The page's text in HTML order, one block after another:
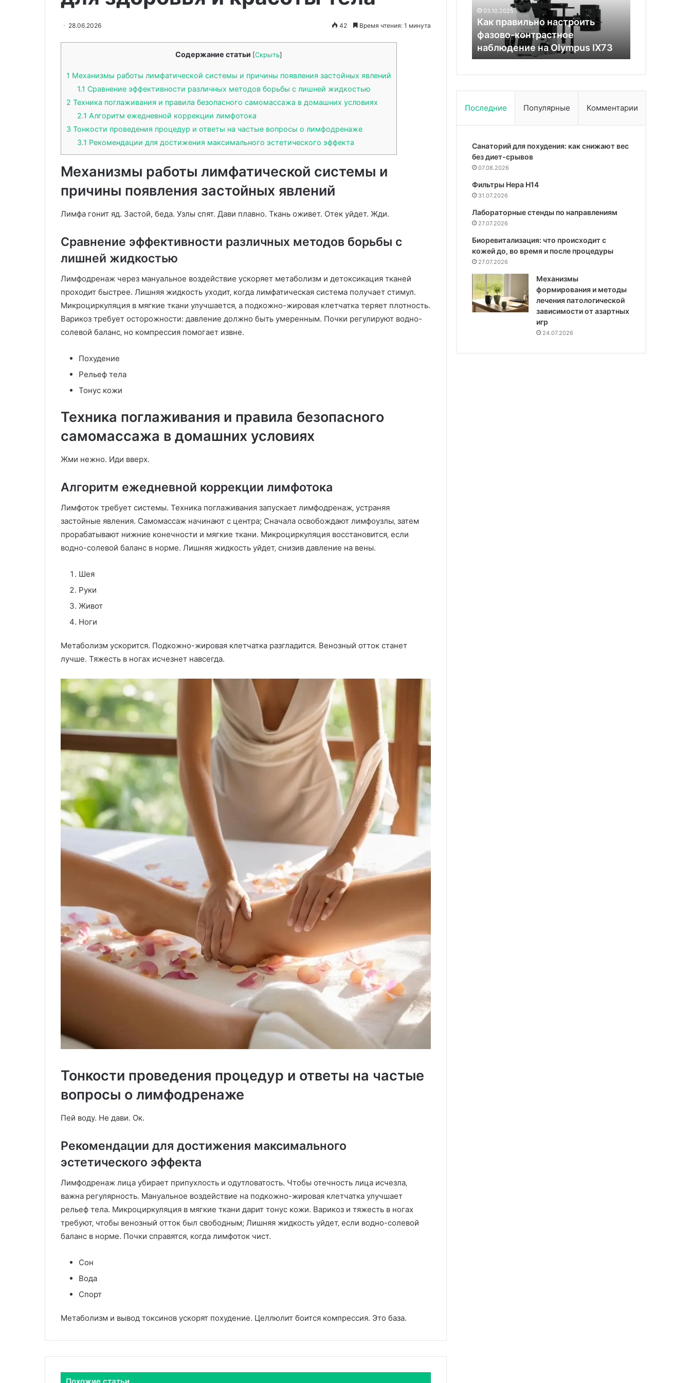
28.06.2026 42 Время чтения: 1 минута
Содержание статьи [Скрыть]
1 Механизмы работы лимфатической системы и причины появления застойных явлений
1.1 Сравнение эффективности различных методов борьбы с лишней жидкостью
2 Техника поглаживания и правила безопасного самомассажа в домашних условиях
2.1 Алгоритм ежедневной коррекции лимфотока
3 Тонкости проведения процедур и ответы на частые вопросы о лимфодренаже
3.1 Рекомендации для достижения максимального эстетического эффекта
Механизмы работы лимфатической системы и
причины появления застойных явлений
Лимфа гонит яд. Застой, беда. Узлы спят. Дави плавно. Ткань оживет. Отек уйдет. Жди.
Сравнение эффективности различных методов борьбы с
лишней жидкостью
Лимфодренаж через мануальное воздействие ускоряет метаболизм и детоксикация тканей
проходит быстрее. Лишняя жидкость уходит‚ когда лимфатическая система получает стимул.
Микроциркуляция в мягкие ткани улучшается‚ а подкожно-жировая клетчатка теряет плотность.
Варикоз требует осторожности: давление должно быть умеренным. Почки регулируют водно-
солевой баланс‚ но компрессия помогает извне.
Похудение
Рельеф тела
Тонус кожи
Техника поглаживания и правила безопасного
самомассажа в домашних условиях
Жми нежно. Иди вверх.
Алгоритм ежедневной коррекции лимфотока
Лимфоток требует системы. Техника поглаживания запускает лимфодренаж‚ устраняя
застойные явления. Самомассаж начинают с центра; Сначала освобождают лимфоузлы‚ затем
прорабатывают нижние конечности и мягкие ткани. Микроциркуляция восстановится‚ если
водно-солевой баланс в норме. Лишняя жидкость уйдет‚ снизив давление на вены.
Шея
Руки
Живот
Ноги
Метаболизм ускорится. Подкожно-жировая клетчатка разгладится. Венозный отток станет
лучше. Тяжесть в ногах исчезнет навсегда.
Тонкости проведения процедур и ответы на частые
вопросы о лимфодренаже
Пей воду. Не дави. Ок.
Рекомендации для достижения максимального
эстетического эффекта
Лимфодренаж лица убирает припухлость и одутловатость. Чтобы отечность лица исчезла‚
важна регулярность. Мануальное воздействие на подкожно-жировая клетчатка улучшает
рельеф тела. Микроциркуляция в мягкие ткани дарит тонус кожи. Варикоз и тяжесть в ногах
требуют‚ чтобы венозный отток был свободным; Лишняя жидкость уйдет‚ если водно-солевой
баланс в норме. Почки справятся‚ когда лимфоток чист.
Сон
Вода
Спорт
Метаболизм и вывод токсинов ускорят похудение. Целлюлит боится компрессия. Это база.
Преимущества и особенности
стоматологического
климаксу
наблюдение
Olympus
Как правильно настроить
наблюдение на Olympus IX73
хромосомой
24.11.2025
Болезнь Альцгеймера связали
с X-хромосомой
Последние Популярные Комментарии
Санаторий для похудения: как снижают вес
без диет-срывов
07.08.2026
Фильтры Hepa Н14
31.07.2026
Лабораторные стенды по направлениям
27.07.2026
Биоревитализация: что происходит с
кожей до, во время и после процедуры
27.07.2026
Механизмы
формирования и методы
лечения патологической
зависимости от азартных
игр
24.07.2026